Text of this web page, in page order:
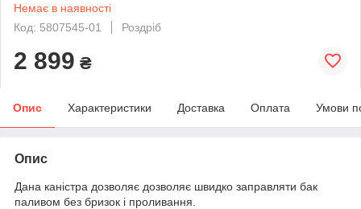
Немає в наявності
Код: 5807545-01
Роздріб
2 899 ₴
Опис Характеристики Доставка Оплата Умови
Опис
Дана каністра дозволяє дозволяє швидко заправляти бак
паливом без бризок і проливання.